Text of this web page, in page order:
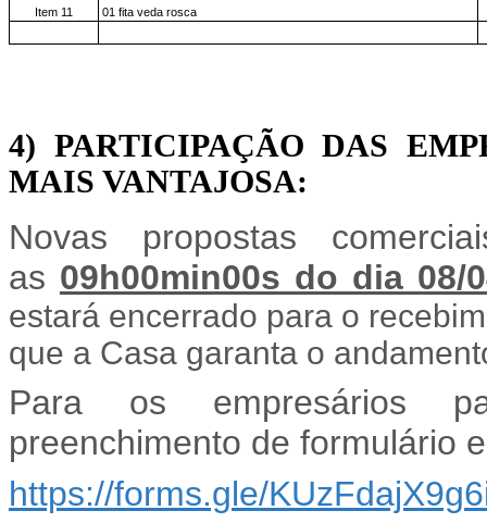
Item 11
01 fita veda rosca
4) PARTICIPAÇÃO DAS
MAIS VANTAJOSA:
Novas propostas
as 09h00min00s do dia 08/
estará encerrado para o
que a Casa garanta o
Para os empresários
preenchimento de formulário
https://forms.gle/